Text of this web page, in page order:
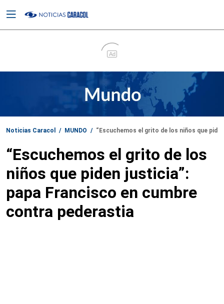
Menu
Ad
Noticias Caracol / MUNDO / “Escuchemos el grito de los niños que
“Escuchemos el grito de los
niños que piden justicia”:
papa Francisco en cumbre
contra pederastia